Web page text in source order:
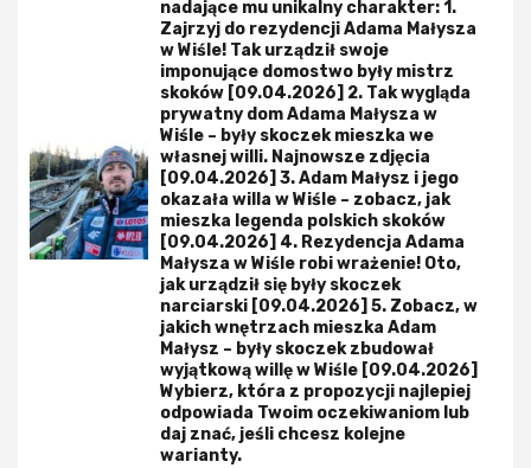
nadające mu unikalny charakter: 1.
Zajrzyj do rezydencji Adama Małysza
w Wiśle! Tak urządził swoje
imponujące domostwo były mistrz
skoków [09.04.2026] 2. Tak wygląda
prywatny dom Adama Małysza w
Wiśle – były skoczek mieszka we
własnej willi. Najnowsze zdjęcia
[09.04.2026] 3. Adam Małysz i jego
okazała willa w Wiśle – zobacz, jak
mieszka legenda polskich skoków
[09.04.2026] 4. Rezydencja Adama
Małysza w Wiśle robi wrażenie! Oto,
jak urządził się były skoczek
narciarski [09.04.2026] 5. Zobacz, w
jakich wnętrzach mieszka Adam
Małysz – były skoczek zbudował
wyjątkową willę w Wiśle [09.04.2026]
Wybierz, która z propozycji najlepiej
odpowiada Twoim oczekiwaniom lub
daj znać, jeśli chcesz kolejne
warianty.